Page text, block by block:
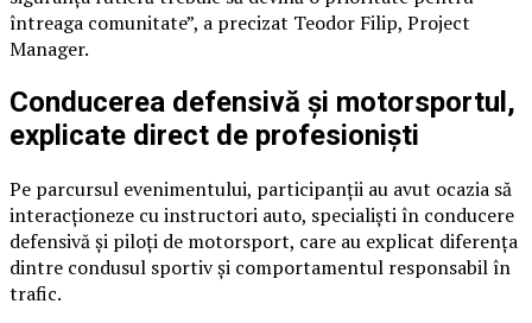
întreaga comunitate”, a precizat Teodor Filip, Project
Manager.
Conducerea defensivă și motorsportul,
explicate direct de profesioniști
Pe parcursul evenimentului, participanții au avut ocazia să
interacționeze cu instructori auto, specialiști în conducere
defensivă și piloți de motorsport, care au explicat diferența
dintre condusul sportiv și comportamentul responsabil în
trafic.